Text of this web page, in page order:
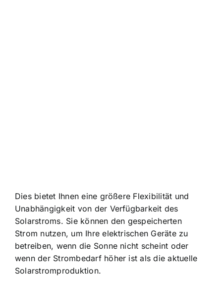
Dies bietet Ihnen eine größere Flexibilität und
Unabhängigkeit von der Verfügbarkeit des
Solarstroms. Sie können den gespeicherten
Strom nutzen, um Ihre elektrischen Geräte zu
betreiben, wenn die Sonne nicht scheint oder
wenn der Strombedarf höher ist als die aktuelle
Solarstromproduktion.